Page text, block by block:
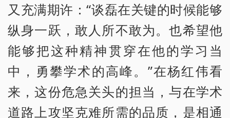
又充满期许：“谈磊在关键的时候能够
纵身一跃，敢人所不敢为。也希望他
能够把这种精神贯穿在他的学习当
中，勇攀学术的高峰。”在杨红伟看
来，这份危急关头的担当，与在学术
道路上攻坚克难所需的品质，是相通